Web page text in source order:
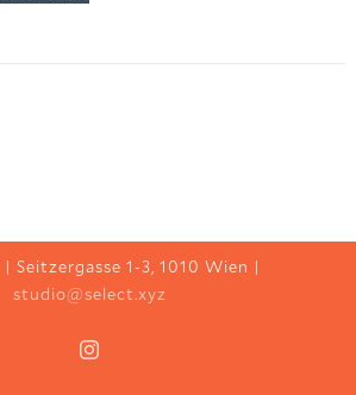
| Seitzergasse 1-3, 1010 Wien |
studio@select.xyz
Instagram